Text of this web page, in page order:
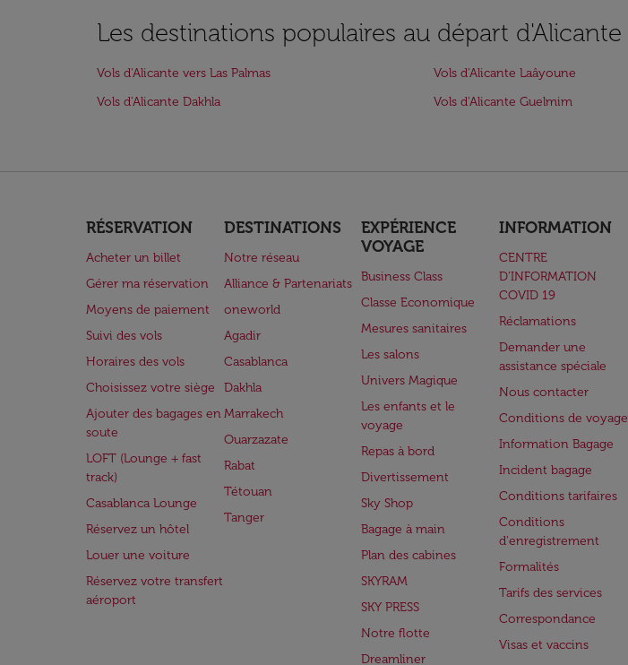
Les destinations populaires au départ d'Alicante
Vols d'Alicante vers Las Palmas Vols d'Alicante Laâyoune
Vols d'Alicante Dakhla
Vols d'Alicante Guelmim
RÉSERVATION
Acheter un billet
Gérer ma réservation
Moyens de paiement
Suivi des vols
Horaires des vols
Choisissez votre siège
Ajouter des bagages en
soute
LOFT (Lounge + fast
track)
Casablanca Lounge
Réservez un hôtel
Louer une voiture
Réservez votre transfert
aéroport
DESTINATIONS
Notre réseau
Alliance & Partenariats
oneworld
Agadir
Casablanca
Dakhla
Marrakech
Ouarzazate
Rabat
Tétouan
Tanger
EXPÉRIENCE
VOYAGE
Business Class
Classe Economique
Mesures sanitaires
Les salons
Univers Magique
Les enfants et le
voyage
Repas à bord
Divertissement
Sky Shop
Bagage à main
Plan des cabines
SKYRAM
SKY PRESS
Notre flotte
Dreamliner
INFORMATION
CENTRE
D’INFORMATION
COVID 19
Réclamations
Demander une
assistance spéciale
Nous contacter
Conditions de voyage
Information Bagage
Incident bagage
Conditions tarifaires
Conditions
d'enregistrement
Formalités
Tarifs des services
Correspondance
Visas et vaccins